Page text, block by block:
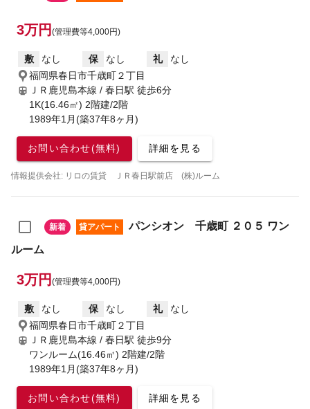
3万円 (管理費等4,000円)
敷 なし 保 なし 礼
なし
福岡県春日市千歳町２丁目
ＪＲ鹿児島本線 / 春日駅 徒歩6分
1K(16.46㎡) 2階建/2階
1989年1月(築37年8ヶ月)
お問い合わせ(無料) 詳細を見る
情報提供会社: リロの賃貸 ＪＲ春日駅前店 (株)ルーム
新着 貸アパート
パンシオン 千歳町 ２０５ ワン
ルーム
3万円 (管理費等4,000円)
敷 なし 保 なし 礼
なし
福岡県春日市千歳町２丁目
ＪＲ鹿児島本線 / 春日駅 徒歩9分
ワンルーム(16.46㎡) 2階建/2階
1989年1月(築37年8ヶ月)
お問い合わせ(無料) 詳細を見る